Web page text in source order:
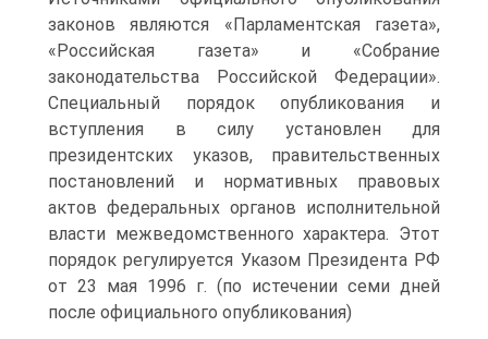
законов являются «Парламентская газета»,
«Российская газета» и «Собрание
законодательства Российской Федерации».
Специальный порядок опубликования и
вступления в силу установлен для
президентских указов, правительственных
постановлений и нормативных правовых
актов федеральных органов исполнительной
власти межведомственного характера. Этот
порядок регулируется Указом Президента РФ
от 23 мая 1996 г. (по истечении семи дней
после официального опубликования)